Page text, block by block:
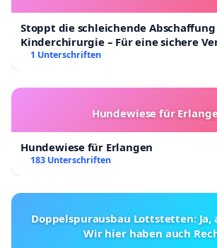
Stoppt die schleichende
Kinderchirurgie – Für eine sichere
Kinder in Deutschland
1 Unterschriften
Hundewiese für
Hundewiese für Erlangen
183 Unterschriften
Doppelspurausbau Lottstetten: Ja,
Wir hier haben auch